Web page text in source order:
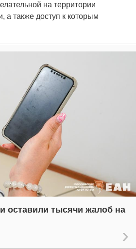
на территории
а также доступ к которым
оставили тысячи жалоб на